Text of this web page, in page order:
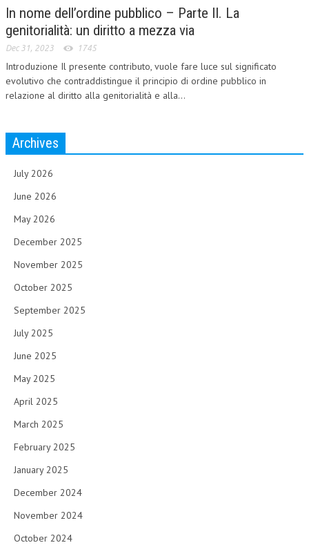
In nome dell’ordine pubblico – Parte II. La
genitorialità: un diritto a mezza via
Dec 31, 2023 1745
Introduzione Il presente contributo, vuole fare luce sul significato
evolutivo che contraddistingue il principio di ordine pubblico in
relazione al diritto alla genitorialità e alla...
Archives
July 2026
June 2026
May 2026
December 2025
November 2025
October 2025
September 2025
July 2025
June 2025
May 2025
April 2025
March 2025
February 2025
January 2025
December 2024
November 2024
October 2024